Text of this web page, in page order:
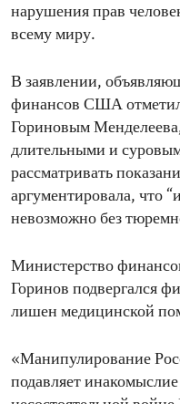
нарушения прав
всему миру.
В заявлении,
финансов США
Гориновым
длительными и
рассматривать
аргументировала, что
невозможно без
Министерство
Горинов подвергался
лишен медицинской
«Манипулирование
подавляет